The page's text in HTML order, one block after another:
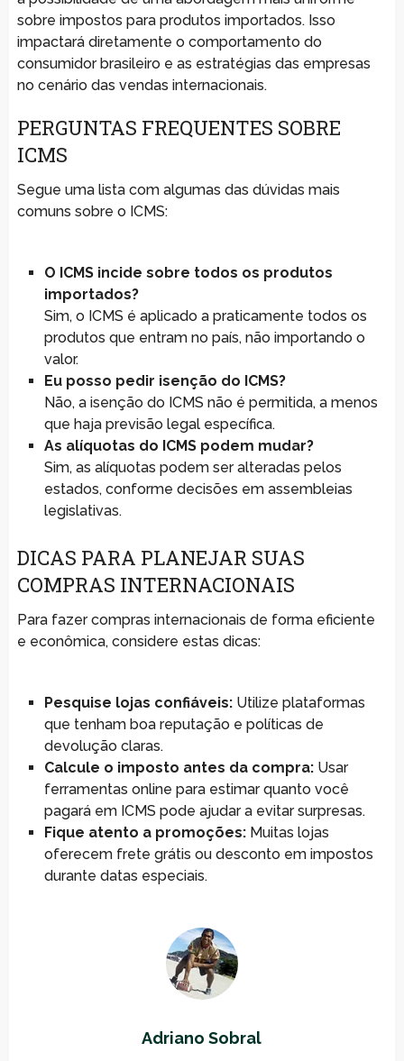
sobre impostos para produtos importados. Isso
impactará diretamente o comportamento do
consumidor brasileiro e as estratégias das empresas
no cenário das vendas internacionais.
PERGUNTAS FREQUENTES SOBRE
ICMS
Segue uma lista com algumas das dúvidas mais
comuns sobre o ICMS:
O ICMS incide sobre todos os produtos
importados?
Sim, o ICMS é aplicado a praticamente todos os
produtos que entram no país, não importando o
valor.
Eu posso pedir isenção do ICMS?
Não, a isenção do ICMS não é permitida, a menos
que haja previsão legal específica.
As alíquotas do ICMS podem mudar?
Sim, as alíquotas podem ser alteradas pelos
estados, conforme decisões em assembleias
legislativas.
DICAS PARA PLANEJAR SUAS
COMPRAS INTERNACIONAIS
Para fazer compras internacionais de forma eficiente
e econômica, considere estas dicas:
Pesquise lojas confiáveis:Utilize plataformas
que tenham boa reputação e políticas de
devolução claras.
Calcule o imposto antes da compra:Usar
ferramentas online para estimar quanto você
pagará em ICMS pode ajudar a evitar surpresas.
Fique atento a promoções:Muitas lojas
oferecem frete grátis ou desconto em impostos
durante datas especiais.
Adriano Sobral